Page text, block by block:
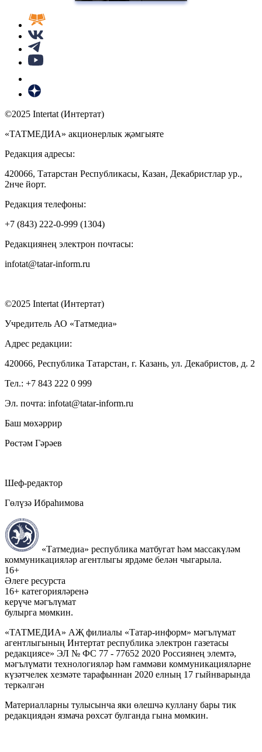
©2025 Intertat (Интертат)
«ТАТМЕДИА» акционерлык җәмгыяте
Редакция адресы:
420066, Татарстан Республикасы, Казан, Декабристлар ур.,
2нче йорт.
Редакция телефоны:
+7 (843) 222-0-999 (1304)
Редакциянең электрон почтасы:
infotat@tatar-inform.ru
©2025 Intertat (Интертат)
Учредитель АО «Татмедиа»
Адрес редакции:
420066, Республика Татарстан, г. Казань, ул. Декабристов, д. 2
Тел.: +7 843 222 0 999
Эл. почта: infotat@tatar-inform.ru
Баш мөхәррир
Рөстәм Гәрәев
Шеф-редактор
Гөлүзә Ибраһимова
«Татмедиа» республика матбугат һәм массакүләм
коммуникацияләр агентлыгы ярдәме белән чыгарыла.
16+
Әлеге ресурста
16+ категорияләренә
керүче мәгълүмат
булырга мөмкин.
«ТАТМЕДИА» АҖ филиалы «Татар-информ» мәгълүмат
агентлыгының Интертат республика электрон газетасы
редакциясе» ЭЛ № ФС 77 - 77652 2020 Россиянең элемтә,
мәгълүмати технологияләр һәм гаммәви коммуникацияләрне
күзәтчелек хезмәте тарафыннан 2020 елның 17 гыйнварында
теркәлгән
Материалларны тулысынча яки өлешчә куллану бары тик
редакциядән язмача рөхсәт булганда гына мөмкин.